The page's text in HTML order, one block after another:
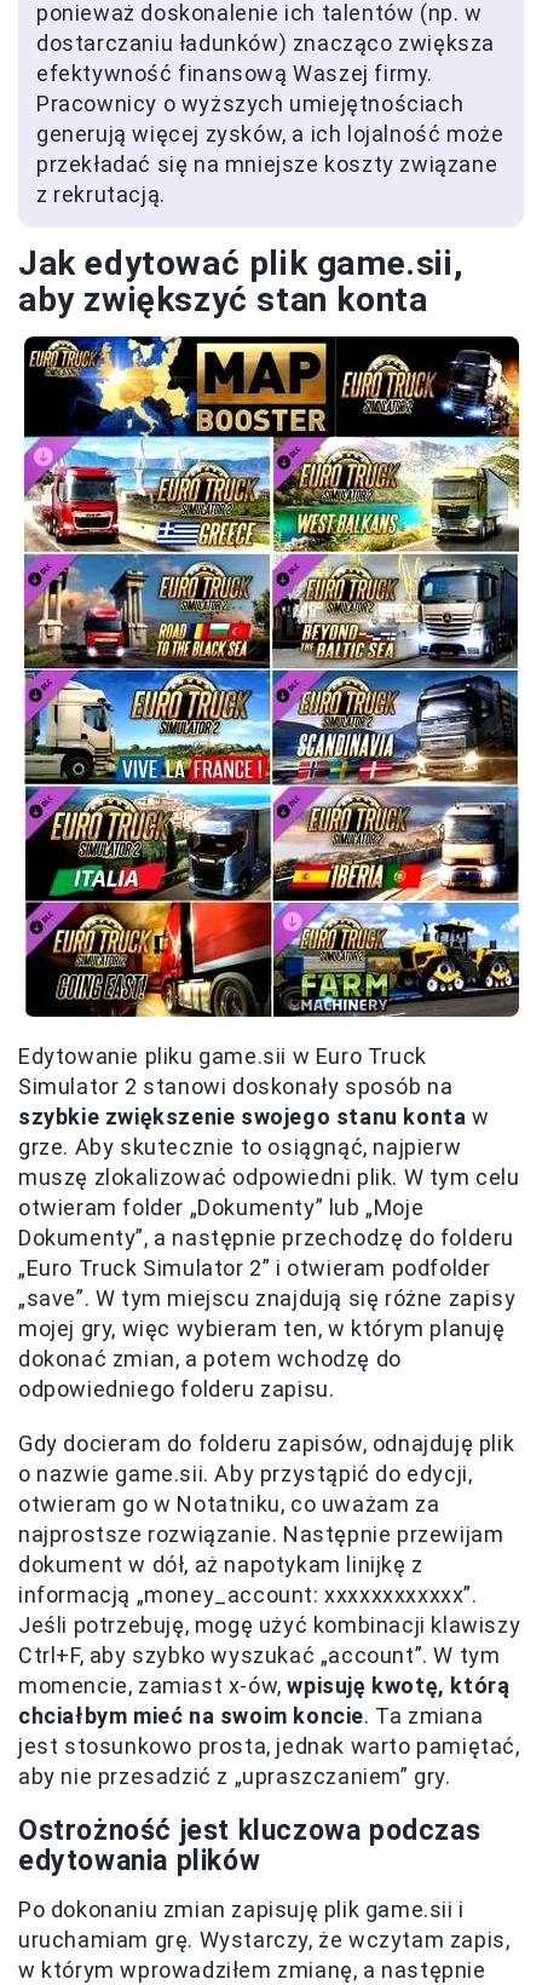
ponieważ doskonalenie ich talentów (np. w
dostarczaniu ładunków) znacząco zwiększa
efektywność finansową Waszej firmy.
Pracownicy o wyższych umiejętnościach
generują więcej zysków, a ich lojalność może
przekładać się na mniejsze koszty związane
z rekrutacją.
Jak edytować plik game.sii,
aby zwiększyć stan konta
Edytowanie pliku game.sii w Euro Truck
Simulator 2 stanowi doskonały sposób na
szybkie zwiększenie swojego stanu konta w
grze. Aby skutecznie to osiągnąć, najpierw
muszę zlokalizować odpowiedni plik. W tym celu
otwieram folder „Dokumenty” lub „Moje
Dokumenty”, a następnie przechodzę do folderu
„Euro Truck Simulator 2” i otwieram podfolder
„save”. W tym miejscu znajdują się różne zapisy
mojej gry, więc wybieram ten, w którym planuję
dokonać zmian, a potem wchodzę do
odpowiedniego folderu zapisu.
Gdy docieram do folderu zapisów, odnajduję plik
o nazwie game.sii. Aby przystąpić do edycji,
otwieram go w Notatniku, co uważam za
najprostsze rozwiązanie. Następnie przewijam
dokument w dół, aż napotykam linijkę z
informacją „money_account: xxxxxxxxxxxx”.
Jeśli potrzebuję, mogę użyć kombinacji klawiszy
Ctrl+F, aby szybko wyszukać „account”. W tym
momencie, zamiast x-ów,wpisuję kwotę, którą
chciałbym mieć na swoim koncie. Ta zmiana
jest stosunkowo prosta, jednak warto pamiętać,
aby nie przesadzić z „upraszczaniem” gry.
Ostrożność jest kluczowa podczas
edytowania plików
Po dokonaniu zmian zapisuję plik game.sii i
uruchamiam grę. Wystarczy, że wczytam zapis,
w którym wprowadziłem zmianę, a następnie